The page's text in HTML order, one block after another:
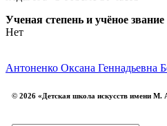
Ученая степень и учёное звание
Нет
Антоненко Оксана Геннадьевна
© 2026 «Детская школа искусств имени М.